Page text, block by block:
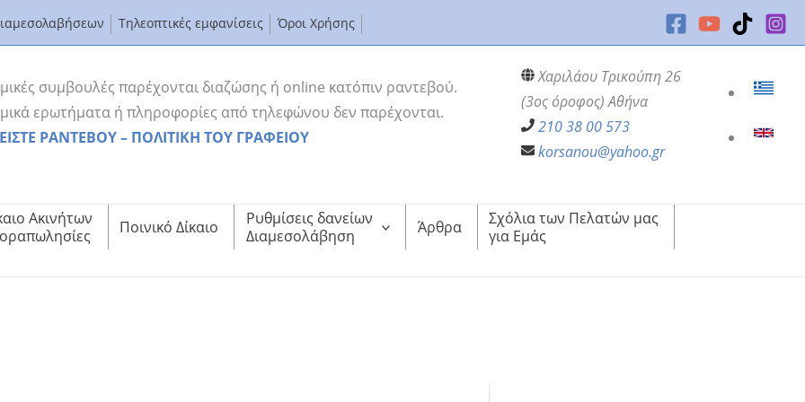
Τηλεοπτικές εμφανίσεις Όροι Χρήσης
συμβουλές παρέχονται διαζώσης ή online κατόπιν ραντεβού.
ερωτήματα ή πληροφορίες από τηλεφώνου δεν παρέχονται.
ΡΑΝΤΕΒΟΥ – ΠΟΛΙΤΙΚΗ ΤΟΥ ΓΡΑΦΕΙΟΥ
Χαριλάου Τρικούπη 26
(3ος όροφος) Αθήνα
210 38 00 573
korsanou@yahoo.gr
Ακινήτων
Ποινικό Δίκαιο
Ρυθμίσεις δανείων
Διαμεσολάβηση
Άρθρα
Σχόλια των Πελατών μας
για Εμάς